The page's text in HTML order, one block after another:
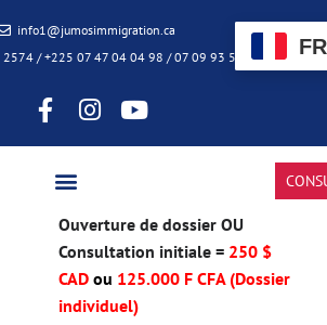
info1@jumosimmigration.ca
2574 / +225 07 47 04 04 98 / 07 09 93 50 85
Ouverture de dossier OU
Consultation initiale = 250 $
CADou 125.000 F CFA (Dossier
individuel)
FR